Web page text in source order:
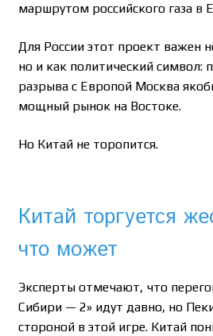
маршрутом российского газа в
Для России этот проект важен
но и как политический символ:
разрыва с Европой Москва
мощный рынок на Востоке.
Но Китай не торопится.
Китай торгуется
что может
Эксперты отмечают, что
Сибири — 2» идут давно, но
стороной в этой игре. Китай